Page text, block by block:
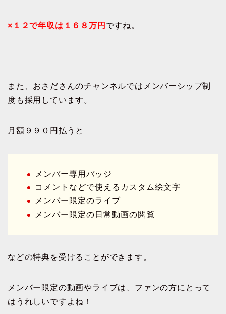
×１２で年収は１６８万円 ですね。
また、おさださんのチャンネルではメンバーシップ制
度も採用しています。
月額９９０円払うと
メンバー専用バッジ
コメントなどで使えるカスタム絵文字
メンバー限定のライブ
メンバー限定の日常動画の閲覧
などの特典を受けることができます。
メンバー限定の動画やライブは、ファンの方にとって
はうれしいですよね！